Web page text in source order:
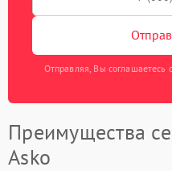
Отправляя, Вы соглашаетесь
Преимущества
Asko